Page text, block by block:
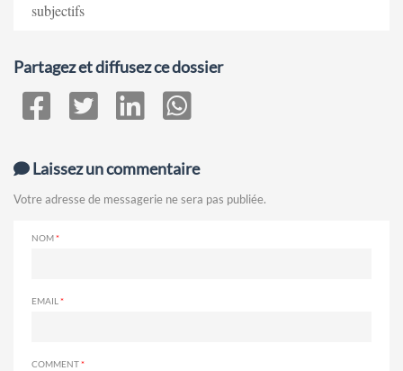
subjectifs
Partagez et diffusez ce dossier
Laissez un commentaire
Votre adresse de messagerie ne sera pas publiée.
NOM
EMAIL
COMMENT